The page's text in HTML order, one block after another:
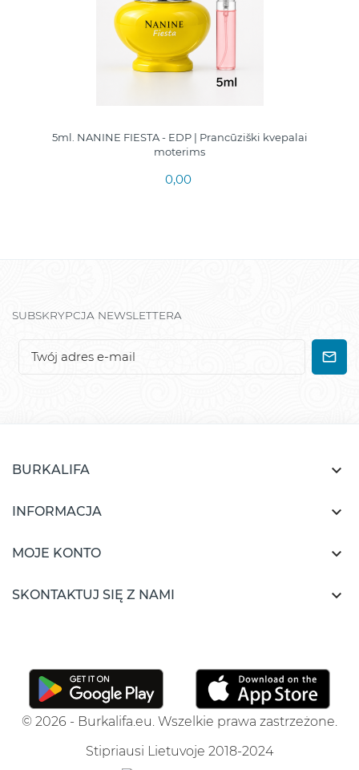
5ml. NANINE FIESTA - EDP | Prancūziški kvepalai
moterims
0,00
SUBSKRYPCJA NEWSLETTERA
BURKALIFA 
INFORMACJA 
MOJE KONTO 
SKONTAKTUJ SIĘ Z NAMI 
© 2026 - Burkalifa.eu. Wszelkie prawa zastrzeżone.
Stipriausi Lietuvoje 2018-2024